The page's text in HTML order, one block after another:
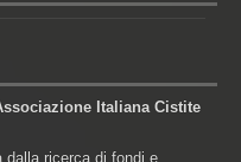
Italiana Cistite
dalla ricerca di fondi e